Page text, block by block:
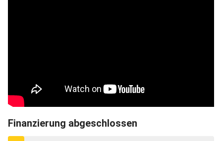
Eckdaten
Finanzierung abgeschlossen